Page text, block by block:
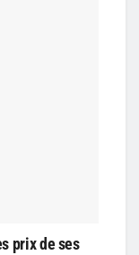
prix de ses